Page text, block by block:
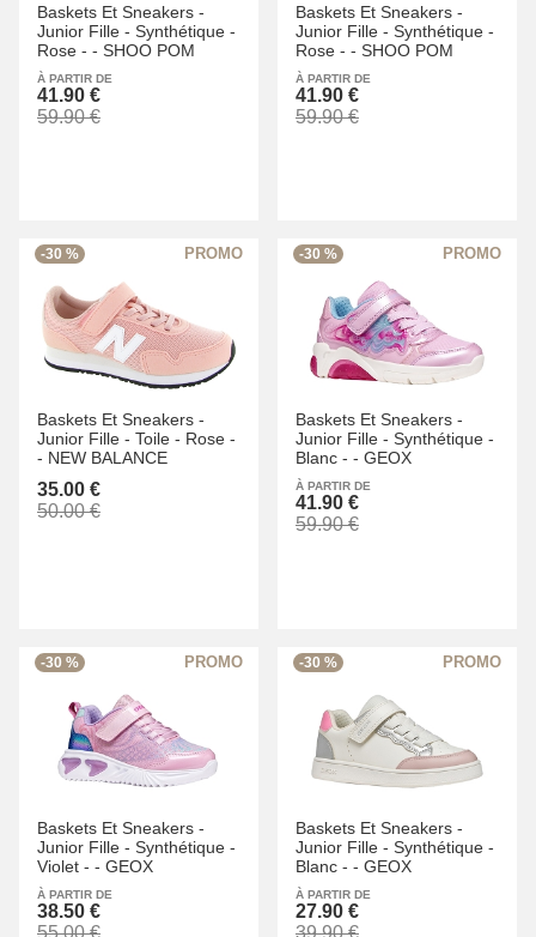
Baskets Et Sneakers -
Junior Fille - Synthétique -
Rose - - SHOO POM
À PARTIR DE
41.90 €
59.90 €
Baskets Et Sneakers -
Junior Fille - Synthétique -
Rose - - SHOO POM
À PARTIR DE
41.90 €
59.90 €
-30 %
Baskets Et Sneakers -
Junior Fille - Toile - Rose -
- NEW BALANCE
35.00 €
50.00 €
-30 %
Baskets Et Sneakers -
Junior Fille - Synthétique -
Blanc - - GEOX
À PARTIR DE
41.90 €
59.90 €
-30 %
Baskets Et Sneakers -
Junior Fille - Synthétique -
Violet - - GEOX
À PARTIR DE
38.50 €
55.00 €
-30 %
Baskets Et Sneakers -
Junior Fille - Synthétique -
Blanc - - GEOX
À PARTIR DE
27.90 €
39.90 €